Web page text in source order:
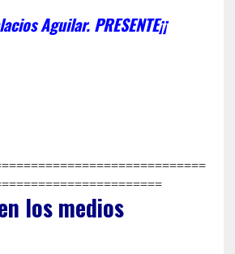
Aguilar. PRESENTE¡¡
los medios